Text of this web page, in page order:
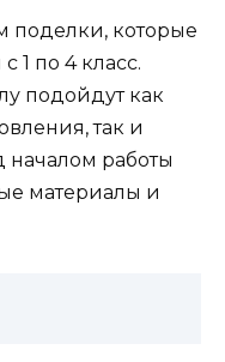
поделки, которые
1 по 4 класс.
подойдут как
так и
началом работы
материалы и